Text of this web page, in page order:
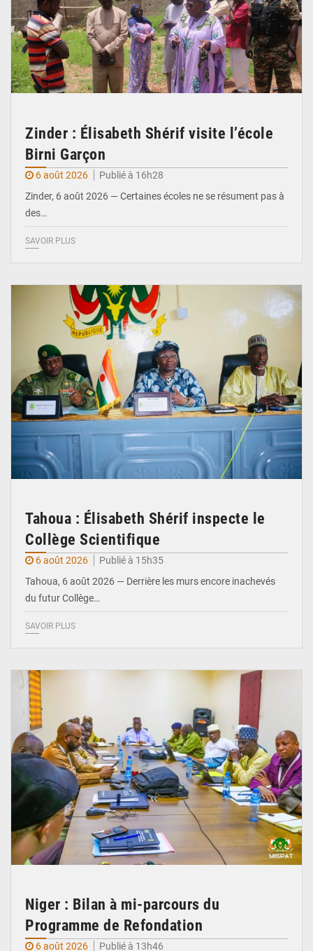
Zinder : Élisabeth Shérif visite l’école
Birni Garçon
6 août 2026
Publié à 16h28
Zinder, 6 août 2026 — Certaines écoles ne se résument pas à
des…
SAVOIR PLUS
Tahoua : Élisabeth Shérif inspecte le
Collège Scientifique
6 août 2026
Publié à 15h35
Tahoua, 6 août 2026 — Derrière les murs encore inachevés
du futur Collège…
SAVOIR PLUS
Niger : Bilan à mi-parcours du
Programme de Refondation
6 août 2026 Publié à 13h46